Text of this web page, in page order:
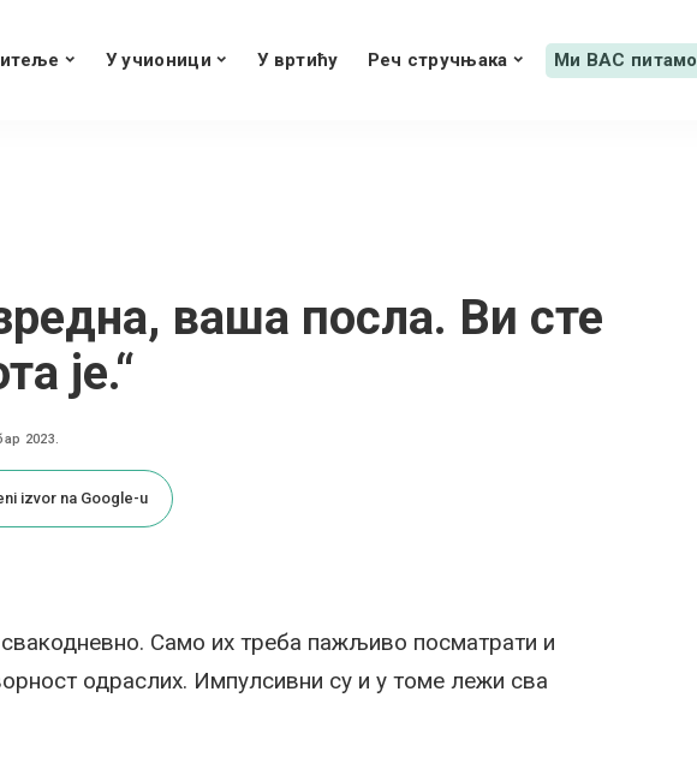
У учионици У вртићу Реч стручњака Ми ВАС питамо
ваша посла. Ви сте
је.“
2023.
izvor na Google-u
Само их треба пажљиво посматрати и
одраслих. Импулсивни су и у томе лежи сва